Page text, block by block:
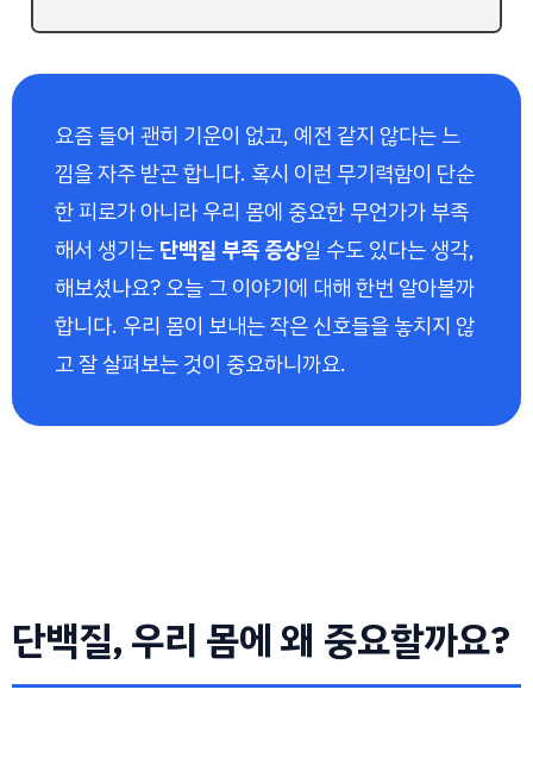
요즘 들어 괜히 기운이 없고, 예전 같지 않다는 느
낌을 자주 받곤 합니다. 혹시 이런 무기력함이 단순
한 피로가 아니라 우리 몸에 중요한 무언가가 부족
해서 생기는단백질 부족 증상일 수도 있다는 생각,
해보셨나요? 오늘 그 이야기에 대해 한번 알아볼까
합니다. 우리 몸이 보내는 작은 신호들을 놓치지 않
고 잘 살펴보는 것이 중요하니까요.
단백질, 우리 몸에 왜 중요할까요?